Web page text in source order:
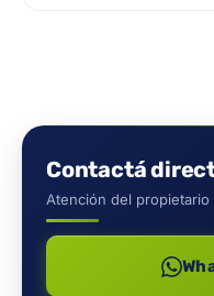
Contactá
Atención del propietario